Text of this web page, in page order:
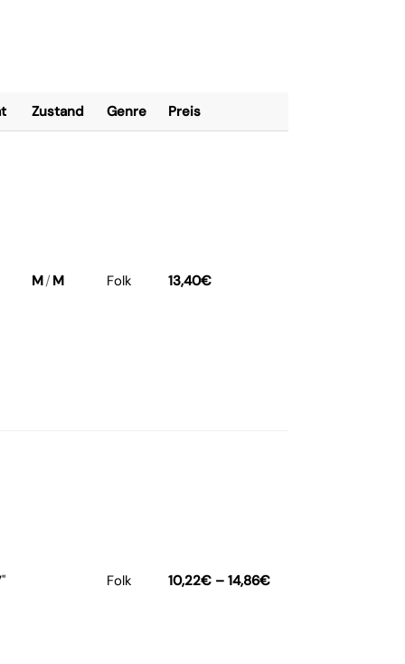
Zustand Genre Preis
M/ M Folk 13,40€
Folk 10,22€ – 14,86€